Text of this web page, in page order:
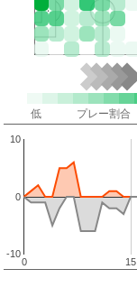
低 プレー割合
0 15
-10
0
10